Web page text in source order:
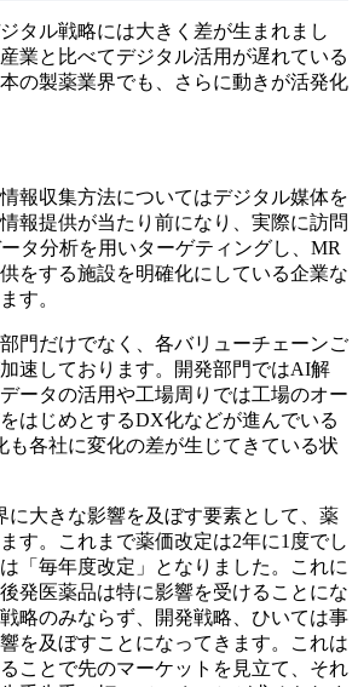
タル戦略には大きく差が生まれまし
業と比べてデジタル活用が遅れている
の製薬業界でも、さらに動きが活発化
報収集方法についてはデジタル媒体を
報提供が当たり前になり、実際に訪問
タ分析を用いターゲティングし、MR
をする施設を明確化にしている企業な
す。
門だけでなく、各バリューチェーンご
速しております。開発部門ではAI解
ータの活用や工場周りでは工場のオー
はじめとするDX化などが進んでいる
も各社に変化の差が生じてきている状
に大きな影響を及ぼす要素として、薬
す。これまで薬価改定は2年に1度でし
「毎年度改定」となりました。これに
発医薬品は特に影響を受けることにな
略のみならず、開発戦略、ひいては事
を及ぼすことになってきます。これは
ことで先のマーケットを見立て、それ